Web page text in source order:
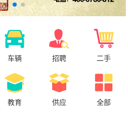
车辆 招聘 二手
教育 供应 全部